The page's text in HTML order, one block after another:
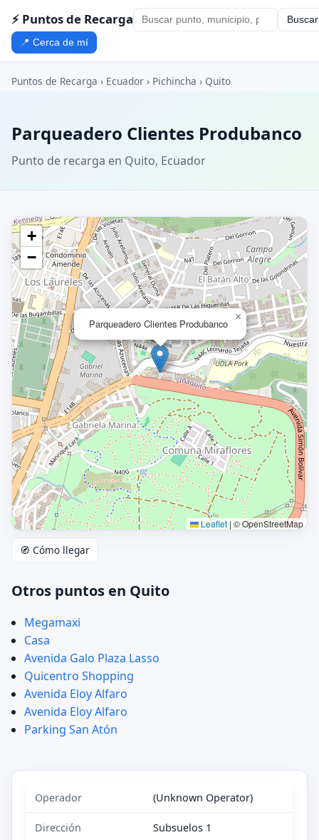
⚡ Puntos de Recarga Buscar
📍 Cerca de mí
Puntos de Recarga › Ecuador › Pichincha › Quito
Parqueadero Clientes Produbanco
Punto de recarga en Quito, Ecuador
Parqueadero Clientes Produbanco
×
+
−
Leaflet | © OpenStreetMap
🧭 Cómo llegar
Otros puntos en Quito
Megamaxi
Casa
Avenida Galo Plaza Lasso
Quicentro Shopping
Avenida Eloy Alfaro
Avenida Eloy Alfaro
Parking San Atón
Operador (Unknown Operator)
Dirección Subsuelos 1